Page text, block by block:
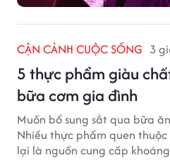
CẬN CẢNH CUỘC SỐNG 3
5 thực phẩm giàu
bữa cơm gia đình
Muốn bổ sung sắt qua bữa
Nhiều thực phẩm quen
lại là nguồn cung cấp